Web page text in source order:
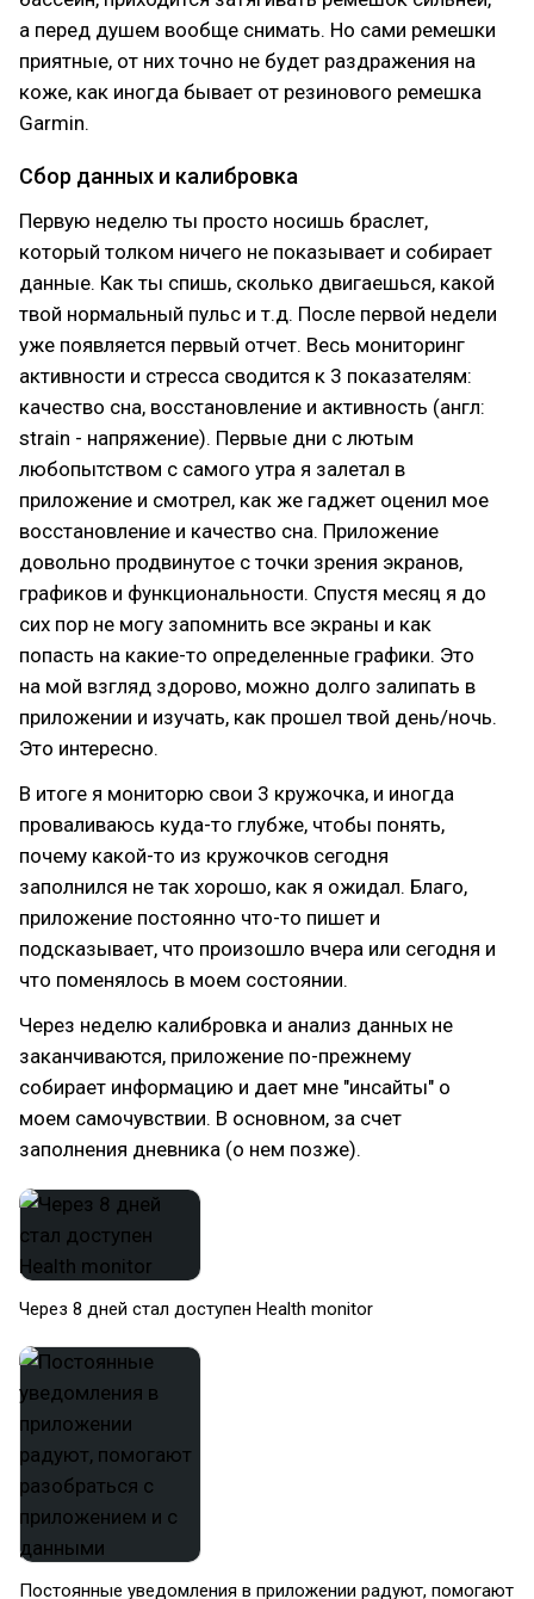
а перед душем вообще снимать. Но сами ремешки
приятные, от них точно не будет раздражения на
коже, как иногда бывает от резинового ремешка
Garmin.
Сбор данных и калибровка
Первую неделю ты просто носишь браслет,
который толком ничего не показывает и собирает
данные. Как ты спишь, сколько двигаешься, какой
твой нормальный пульс и т.д. После первой недели
уже появляется первый отчет. Весь мониторинг
активности и стресса сводится к 3 показателям:
качество сна, восстановление и активность (англ:
strain - напряжение). Первые дни с лютым
любопытством с самого утра я залетал в
приложение и смотрел, как же гаджет оценил мое
восстановление и качество сна. Приложение
довольно продвинутое с точки зрения экранов,
графиков и функциональности. Спустя месяц я до
сих пор не могу запомнить все экраны и как
попасть на какие-то определенные графики. Это
на мой взгляд здорово, можно долго залипать в
приложении и изучать, как прошел твой день/ночь.
Это интересно.
В итоге я мониторю свои 3 кружочка, и иногда
проваливаюсь куда-то глубже, чтобы понять,
почему какой-то из кружочков сегодня
заполнился не так хорошо, как я ожидал. Благо,
приложение постоянно что-то пишет и
подсказывает, что произошло вчера или сегодня и
что поменялось в моем состоянии.
Через неделю калибровка и анализ данных не
заканчиваются, приложение по-прежнему
собирает информацию и дает мне "инсайты" о
моем самочувствии. В основном, за счет
заполнения дневника (о нем позже).
Через 8 дней стал доступен Health monitor
Постоянные уведомления в приложении радуют, помогают